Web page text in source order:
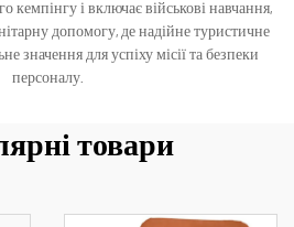
кемпінгу і включає військові навчання,
допомогу, де надійне туристичне
значення для успіху місії та безпеки
персоналу.
товари